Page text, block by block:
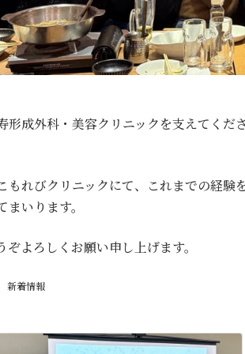
形成外科・美容クリニックを支えてく
もれびクリニックにて、これまでの経
いります。
ぞよろしくお願い申し上げます。
新着情報